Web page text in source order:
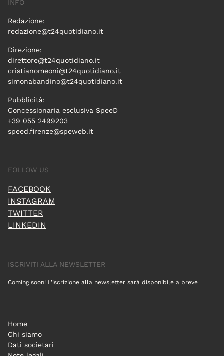
INFO
Redazione:
redazione@t24quotidiano.it
Direzione:
direttore@t24quotidiano.it
cristianomeoni@t24quotidiano.it
simonabandino@t24quotidiano.it
Pubblicità:
Concessionaria esclusiva SpeeD
+39 055 2499203
speed.firenze@speweb.it
FOLLOW US
FACEBOOK
INSTAGRAM
TWITTER
LINKEDIN
ISCRIVITI ALLA NEWSLETTER
Coming soon! L'iscrizione alla newsletter sarà disponibile a breve
Home
Chi siamo
Dati societari